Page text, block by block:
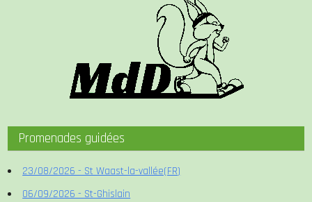
Promenades guidées
23/08/2026 - St Waast-la-vallée(FR)
06/09/2026 - St-Ghislain